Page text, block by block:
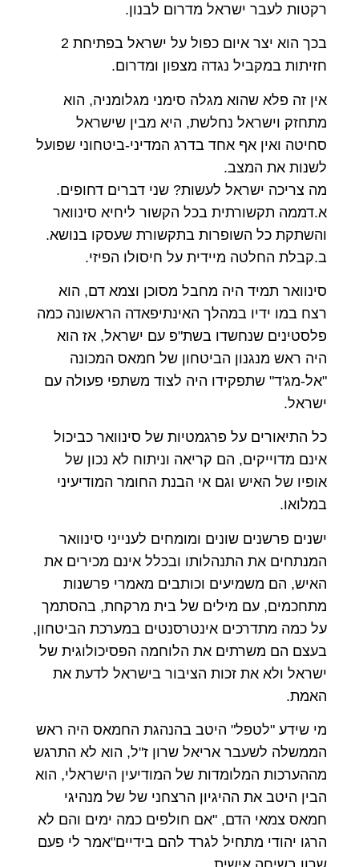
רקטות לעבר ישראל מדרום לבנון.
בכך הוא יצר איום כפול על ישראל בפתיחת 2
חזיתות במקביל נגדה מצפון ומדרום.
אין זה פלא שהוא מגלה סימני מגלומניה, הוא
מתחזק וישראל נחלשת, היא מבין שישראל
סחיטה ואין אף אחד בדרג המדיני-ביטחוני שפועל
לשנות את המצב.
מה צריכה ישראל לעשות? שני דברים דחופים.
א.דממה תקשורתית בכל הקשור ליחיא סינוואר
והשתקת כל השופרות בתקשורת שעסקו בנושא.
ב.קבלת החלטה מיידית על חיסולו הפיזי.
סינוואר תמיד היה מחבל מסוכן וצמא דם, הוא
רצח במו ידיו במהלך האינתיפאדה הראשונה כמה
פלסטינים שנחשדו בשת"פ עם ישראל, אז הוא
היה ראש מנגנון הביטחון של חמאס המכונה
"אל-מג'ד" שתפקידו היה לצוד משתפי פעולה עם
ישראל.
כל התיאורים על פרגמטיות של סינוואר כביכול
אינם מדוייקים, הם קריאה וניתוח לא נכון של
אופיו של האיש וגם אי הבנת החומר המודיעיני
במלואו.
ישנים פרשנים שונים ומומחים לענייני סינוואר
המנתחים את התנהלותו ובכלל אינם מכירים את
האיש, הם משמיעים וכותבים מאמרי פרשנות
מתחכמים, עם מילים של בית מרקחת, בהסתמך
על כמה מתדרכים אינטרסנטים במערכת הביטחון,
בעצם הם משרתים את הלוחמה הפסיכולוגית של
ישראל ולא את זכות הציבור בישראל לדעת את
האמת.
מי שידע "לטפל" היטב בהנהגת החמאס היה ראש
הממשלה לשעבר אריאל שרון ז"ל, הוא לא התרגש
מההערכות המלומדות של המודיעין הישראלי, הוא
הבין היטב את ההיגיון הרצחני של של מנהיגי
חמאס צמאי הדם, "אם חולפים כמה ימים והם לא
הרגו יהודי מתחיל לגרד להם בידיים"אמר לי פעם